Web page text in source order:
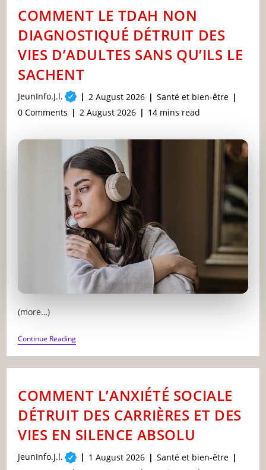
SUR
MALADIE
MENTALE
LA
PLUS
STIGMATISÉE
DU
MONDE
COMMENT LE TDAH NON
DIAGNOSTIQUÉ DÉTRUIT DES
VIES D’ADULTES SANS QU’ILS LE
SACHENT
Post
author:
JeunInfo.J.l.
Post
published:
2 August 2026
Post
category:
Santé et bien-être
Post
0 Comments
Post
modified:
2 August 2026
Reading
14 mins read
(more…)
Continue ReadingCOMMENT
LE
TDAH
NON
DES
D’ADULTES
SANS
QU’ILS
LE
SACHENT
COMMENT L’ANXIÉTÉ SOCIALE
DÉTRUIT DES CARRIÈRES ET DES
VIES EN SILENCE ABSOLU
Post
JeunInfo.J.l.
Post
1 August 2026
Post
Santé et bien-être